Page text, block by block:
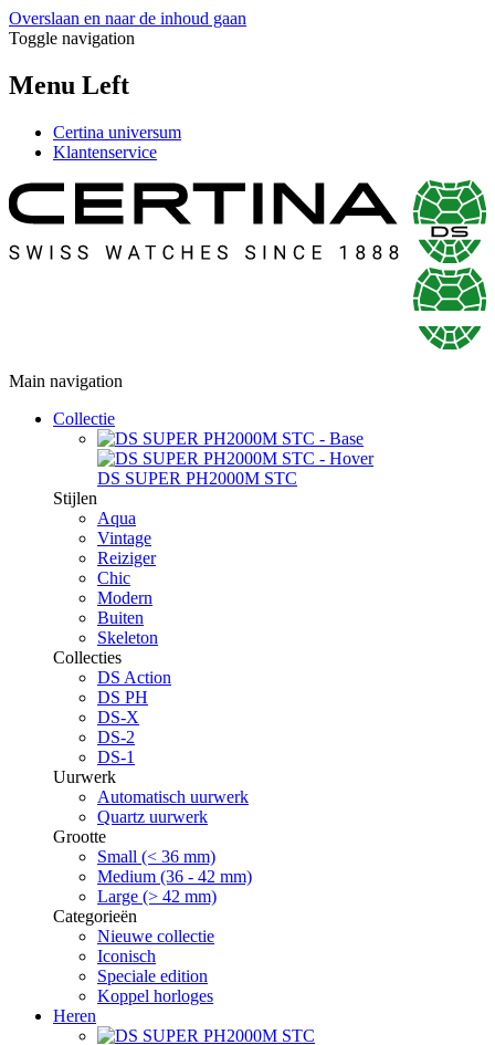
Overslaan en naar de inhoud gaan
Toggle navigation
Menu Left
Certina universum
Klantenservice
Main navigation
Collectie
DS SUPER PH2000M STC
Stijlen
Aqua
Vintage
Reiziger
Chic
Modern
Buiten
Skeleton
Collecties
DS Action
DS PH
DS-X
DS-2
DS-1
Uurwerk
Automatisch uurwerk
Quartz uurwerk
Grootte
Small (< 36 mm)
Medium (36 - 42 mm)
Large (> 42 mm)
Categorieën
Nieuwe collectie
Iconisch
Speciale edition
Koppel horloges
Heren